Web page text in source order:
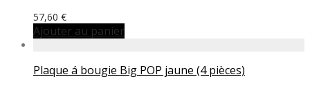
57,60 €
Ajouter au panier
Plaque á bougie Big POP jaune (4 pièces)